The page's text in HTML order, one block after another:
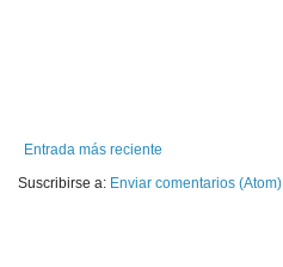
Entrada más reciente
Suscribirse a: Enviar comentarios (Atom)